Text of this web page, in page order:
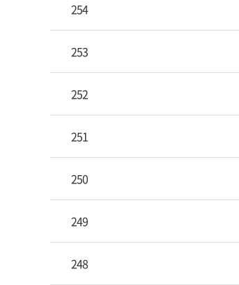
254
253
252
251
250
249
248